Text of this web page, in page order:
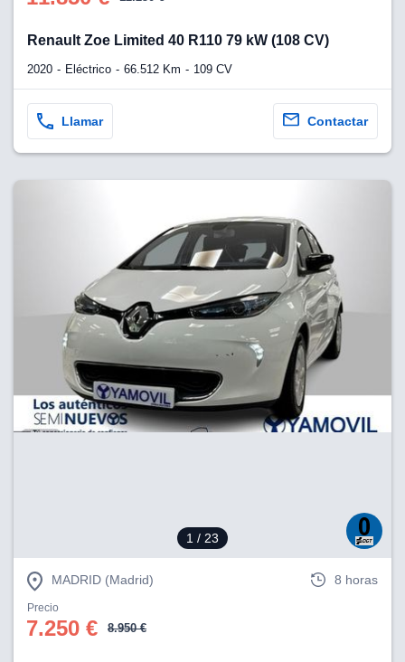
Renault Zoe Limited 40 R110 79 kW (108 CV)
2020 Eléctrico 66.512 Km 109 CV
Llamar Contactar
1 / 23
MADRID (Madrid) 8 horas
Precio
7.250 € 8.950 €